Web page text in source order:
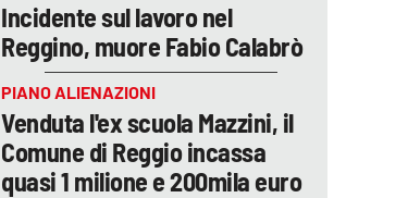
Incidente sul lavoro nel
Reggino, muore Fabio Calabrò
PIANO ALIENAZIONI
Venduta l'ex scuola Mazzini, il
Comune di Reggio incassa
quasi 1 milione e 200mila euro